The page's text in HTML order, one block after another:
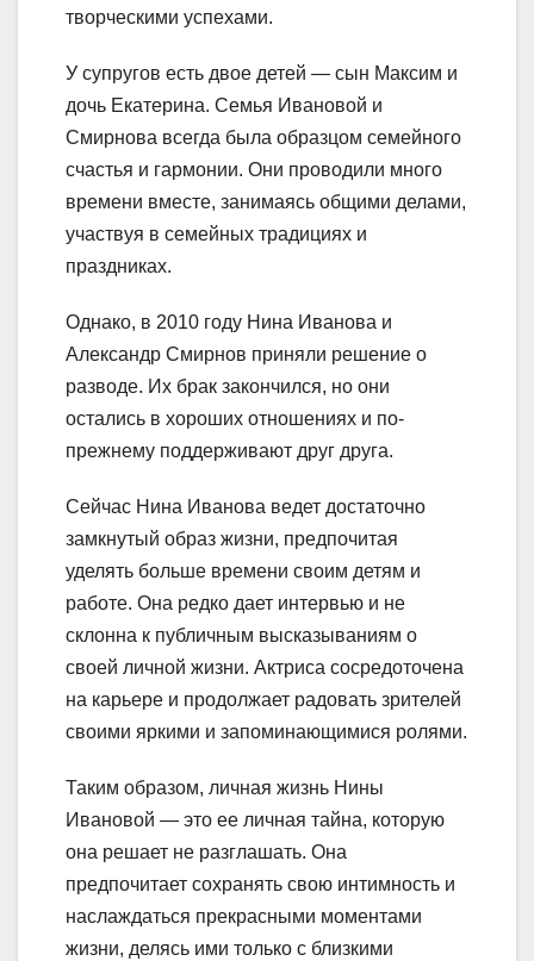
творческими успехами.
У супругов есть двое детей — сын Максим и
дочь Екатерина. Семья Ивановой и
Смирнова всегда была образцом семейного
счастья и гармонии. Они проводили много
времени вместе, занимаясь общими делами,
участвуя в семейных традициях и
праздниках.
Однако, в 2010 году Нина Иванова и
Александр Смирнов приняли решение о
разводе. Их брак закончился, но они
остались в хороших отношениях и по-
прежнему поддерживают друг друга.
Сейчас Нина Иванова ведет достаточно
замкнутый образ жизни, предпочитая
уделять больше времени своим детям и
работе. Она редко дает интервью и не
склонна к публичным высказываниям о
своей личной жизни. Актриса сосредоточена
на карьере и продолжает радовать зрителей
своими яркими и запоминающимися ролями.
Таким образом, личная жизнь Нины
Ивановой — это ее личная тайна, которую
она решает не разглашать. Она
предпочитает сохранять свою интимность и
наслаждаться прекрасными моментами
жизни, делясь ими только с близкими